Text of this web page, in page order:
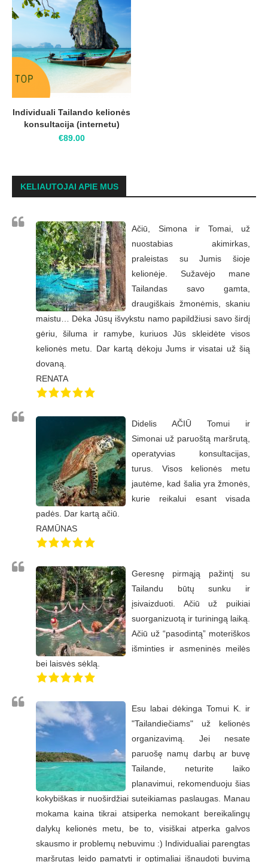
Individuali Tailando kelionės
konsultacija (internetu)
€89.00
KELIAUTOJAI APIE MUS
Ačiū, Simona ir Tomai, už
nuostabias akimirkas,
praleistas su Jumis šioje
kelionėje. Sužavėjo mane
Tailandas savo gamta,
draugiškais žmonėmis, skaniu
maistu… Dėka Jūsų išvykstu namo papildžiusi savo širdį
gėriu, šiluma ir ramybe, kuriuos Jūs skleidėte visos
kelionės metu. Dar kartą dėkoju Jums ir visatai už šią
dovaną.
RENATA
Didelis AČIŪ Tomui ir
Simonai už paruoštą maršrutą,
operatyvias konsultacijas,
turus. Visos kelionės metu
jautėme, kad šalia yra žmonės,
kurie reikalui esant visada
padės. Dar kartą ačiū.
RAMŪNAS
Geresnę pirmąją pažintį su
Tailandu būtų sunku ir
įsivaizduoti. Ačiū už puikiai
suorganizuotą ir turiningą laiką.
Ačiū už “pasodintą” moteriškos
išminties ir asmeninės meilės
bei laisvės sėklą.
Esu labai dėkinga Tomui K. ir
"Tailandiečiams" už kelionės
organizavimą. Jei nesate
paruošę namų darbų ar buvę
Tailande, neturite laiko
planavimui, rekomenduoju šias
kokybiškas ir nuoširdžiai suteikiamas paslaugas. Manau
mokama kaina tikrai atsiperka nemokant bereikalingų
dalykų kelionės metu, be to, visiškai atperka galvos
skausmo ir problemų nebuvimu :) Individualiai parengtas
maršrutas leido pamatyti ir optimaliai išnaudoti buvimą